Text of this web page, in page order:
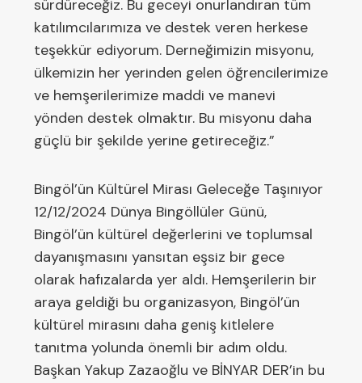
sürdüreceğiz. Bu geceyi onurlandıran tüm
katılımcılarımıza ve destek veren herkese
teşekkür ediyorum. Derneğimizin misyonu,
ülkemizin her yerinden gelen öğrencilerimize
ve hemşerilerimize maddi ve manevi
yönden destek olmaktır. Bu misyonu daha
güçlü bir şekilde yerine getireceğiz.”
Bingöl’ün Kültürel Mirası Geleceğe Taşınıyor
12/12/2024 Dünya Bingöllüler Günü,
Bingöl’ün kültürel değerlerini ve toplumsal
dayanışmasını yansıtan eşsiz bir gece
olarak hafızalarda yer aldı. Hemşerilerin bir
araya geldiği bu organizasyon, Bingöl’ün
kültürel mirasını daha geniş kitlelere
tanıtma yolunda önemli bir adım oldu.
Başkan Yakup Zazaoğlu ve BİNYAR DER’in bu